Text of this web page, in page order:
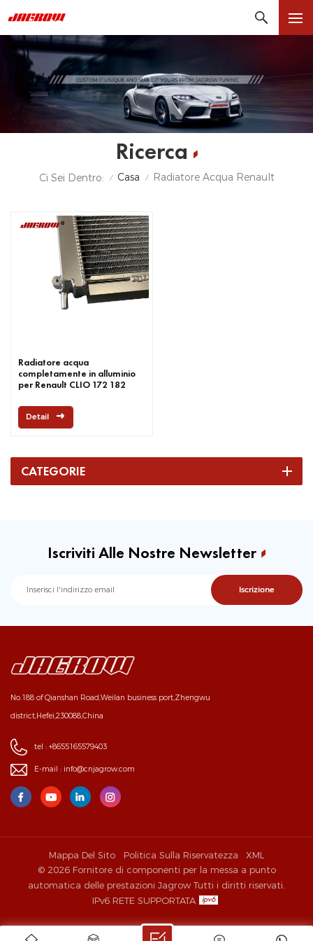
Ricerca
Ci Sei Dentro: / Casa / Radiatore Acqua Renault
Radiatore acqua
completamente in alluminio
per Renault CLIO 172 182
Detail
CATEGORIE
Iscriviti Alle Nostre Newsletter
No.188 of Qianshan Road,Weilan business port,Zhengwu
district,Hefei,230088,China
tel : +8655165579403
E-mail : info@cnjagrow.com
Mappa Del Sito Politica Sulla Riservatezza
XML
© 2026 Fornitore di componenti per la messa a punto
automatica delle prestazioni Jagrow Tutti i diritti riservati.
IPv6 RETE SUPPORTATA